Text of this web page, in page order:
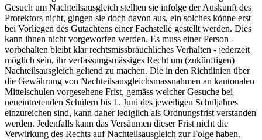
Gesuch um Nachteilsausgleich stellten sie infolge der Auskunft des
Prorektors nicht, gingen sie doch davon aus, ein solches könne erst
bei Vorliegen des Gutachtens einer Fachstelle gestellt werden. Dies
kann ihnen nicht vorgeworfen werden. Es muss einer Person -
vorbehalten bleibt klar rechtsmissbräuchliches Verhalten - jederzeit
möglich sein, ihr verfassungsmässiges Recht um (zukünftigen)
Nachteilsausgleich geltend zu machen. Die in den Richtlinien über
die Gewährung von Nachteilsausgleichsmassnahmen an kantonalen
Mittelschulen vorgesehene Frist, gemäss welcher Gesuche bei
neueintretenden Schülern bis 1. Juni des jeweiligen Schuljahres
einzureichen sind, kann daher lediglich als Ordnungsfrist verstanden
werden. Jedenfalls kann das Versäumen dieser Frist nicht die
Verwirkung des Rechts auf Nachteilsausgleich zur Folge haben.